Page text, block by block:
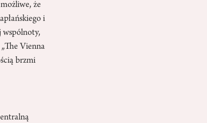
że
i
wspólnoty,
Vienna
brzmi